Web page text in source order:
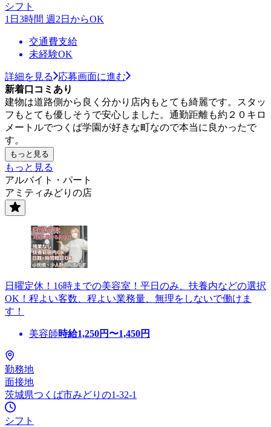
シフト
1日3時間 週2日からOK
交通費支給
未経験OK
詳細を見る
応募画面に進む
新着口コミあり
建物は道路側から良く分かり店内もとても綺麗です。スタッ
フもとても優しそうで安心しました。通勤距離も約２０キロ
メートルでつくば学園が好きな町なので本当に良かったで
す。
もっと見る
もっと見る
アルバイト・パート
アミティみどりの店
日曜定休！16時までの美容室！平日のみ、扶養内などの選択
OK！程よい客数、程よい業務量、無理をしないで働けま
す！
美容師時給1,250円〜1,450円
勤務地
面接地
茨城県つくば市みどりの1-32-1
シフト